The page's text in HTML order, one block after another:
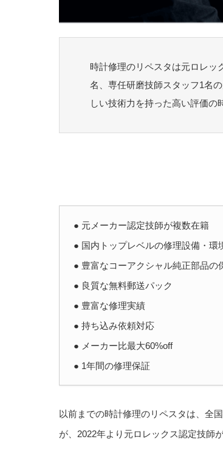
時計修理のリペスタは元ロレッ
名、専任研磨技師スタッフ1名
しい技術力を持った高い評価の
● 元メーカー認定技師が複数在籍
● 国内トップレベルの修理設備・環
● 豊富なコーアクシャル純正部品の
● 良質な無料郵送パック
● 豊富な修理実績
● 持ち込み依頼対応
● メーカー比最大60%off
● 1年間の修理保証
以前までの時計修理のリペスタは、全
が、2022年より元ロレックス認定技師